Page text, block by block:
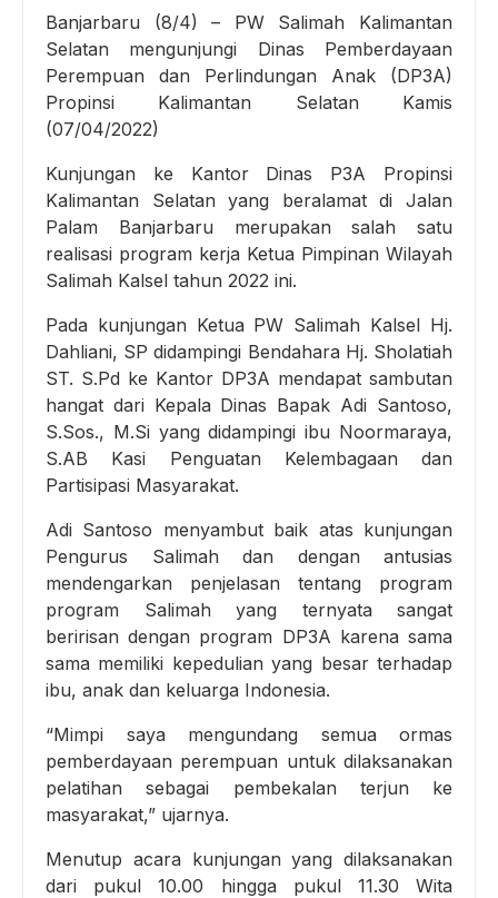
Banjarbaru (8/4) – PW Salimah Kalimantan
Selatan mengunjungi Dinas Pemberdayaan
Perempuan dan Perlindungan Anak (DP3A)
Propinsi Kalimantan Selatan Kamis
(07/04/2022)
Kunjungan ke Kantor Dinas P3A Propinsi
Kalimantan Selatan yang beralamat di Jalan
Palam Banjarbaru merupakan salah satu
realisasi program kerja Ketua Pimpinan Wilayah
Salimah Kalsel tahun 2022 ini.
Pada kunjungan Ketua PW Salimah Kalsel Hj.
Dahliani, SP didampingi Bendahara Hj. Sholatiah
ST. S.Pd ke Kantor DP3A mendapat sambutan
hangat dari Kepala Dinas Bapak Adi Santoso,
S.Sos., M.Si yang didampingi ibu Noormaraya,
S.AB Kasi Penguatan Kelembagaan dan
Partisipasi Masyarakat.
Adi Santoso menyambut baik atas kunjungan
Pengurus Salimah dan dengan antusias
mendengarkan penjelasan tentang program
program Salimah yang ternyata sangat
beririsan dengan program DP3A karena sama
sama memiliki kepedulian yang besar terhadap
ibu, anak dan keluarga Indonesia.
“Mimpi saya mengundang semua ormas
pemberdayaan perempuan untuk dilaksanakan
pelatihan sebagai pembekalan terjun ke
masyarakat,” ujarnya.
Menutup acara kunjungan yang dilaksanakan
dari pukul 10.00 hingga pukul 11.30 Wita